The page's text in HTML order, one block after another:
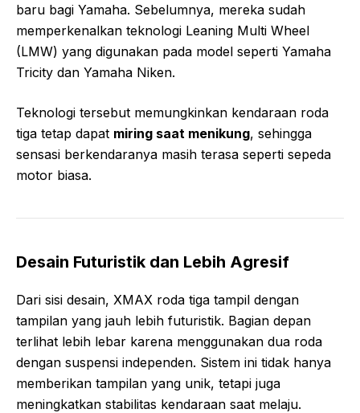
baru bagi Yamaha. Sebelumnya, mereka sudah
memperkenalkan teknologi Leaning Multi Wheel
(LMW) yang digunakan pada model seperti Yamaha
Tricity dan Yamaha Niken.
Teknologi tersebut memungkinkan kendaraan roda
tiga tetap dapat miring saat menikung, sehingga
sensasi berkendaranya masih terasa seperti sepeda
motor biasa.
Desain Futuristik dan Lebih Agresif
Dari sisi desain, XMAX roda tiga tampil dengan
tampilan yang jauh lebih futuristik. Bagian depan
terlihat lebih lebar karena menggunakan dua roda
dengan suspensi independen. Sistem ini tidak hanya
memberikan tampilan yang unik, tetapi juga
meningkatkan stabilitas kendaraan saat melaju.